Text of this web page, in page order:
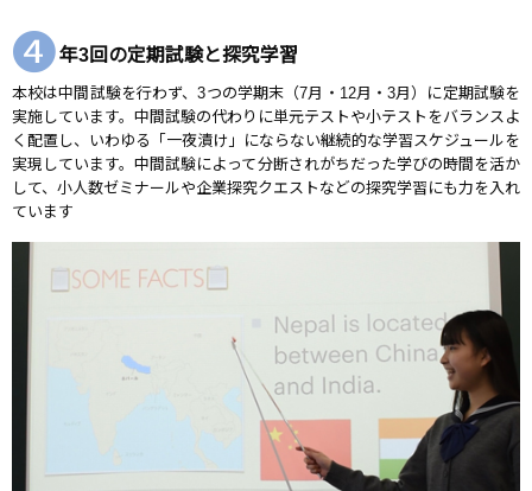
❹年3回の定期試験と探究学習
本校は中間試験を行わず、3つの学期末（7月・12月・3月）に定期試験を
実施しています。中間試験の代わりに単元テストや小テストをバランスよ
く配置し、いわゆる「一夜漬け」にならない継続的な学習スケジュールを
実現しています。中間試験によって分断されがちだった学びの時間を活か
して、小人数ゼミナールや企業探究クエストなどの探究学習にも力を入れ
ています